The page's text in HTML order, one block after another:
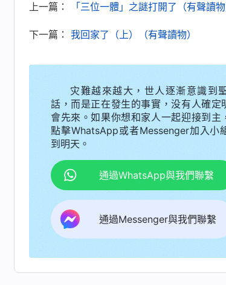
性情變化、活出人樣的心志。這樣逐步
們、試煉熬煉我們，使我們的敗壞性情
交通，我感覺神的話説得太好了，聽着
作是這樣作的，我們裏面的罪不是三言
一點點達到變化。神末世的審判工作真
實際
接受全能神的作工後，我非常喜歡
妹一起傳福音。一段時間後，我就帶領
我邀請了天主教的一個教友參加聚會，
有來，就讓其他弟兄姊妹來了。當時
好，從心裏瞧不起他們。後來，因為
更加不高興了，覺得是弟兄姊妹不懂天
説不定就能把教友傳回來了。于是，我
上一篇： 「三位一體」之謎打開了（有聲讀物
下一篇： 我回家了（上）（有聲讀物）
灾難越來越大，世人逐漸意識到
話，而是正在發生的事實，没有人確定
會先來。如果你想和家人一起迎接到主
點擊WhatsApp或者Messenger加入小
到明天。
通過WhatsApp與我們聯繫
通過Messenger與我們聯繫